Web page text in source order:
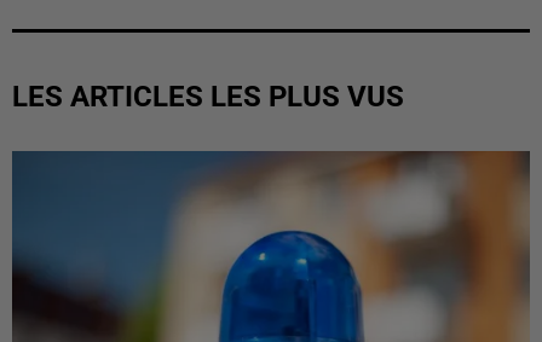
LES ARTICLES LES PLUS VUS